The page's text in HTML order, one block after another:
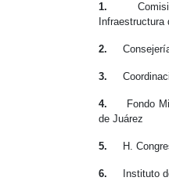
1.
2.
3.
4.
Fondo
de Juárez
5. H.
6. Instituto